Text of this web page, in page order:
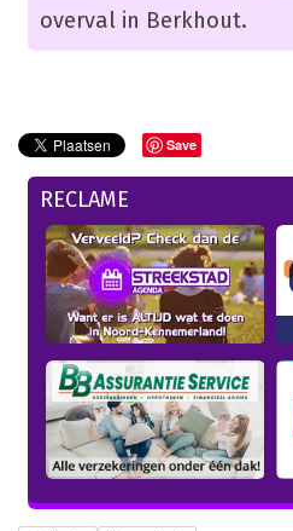
overval in Berkhout.
Save
RECLAME